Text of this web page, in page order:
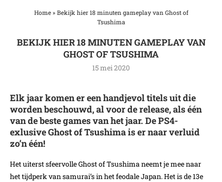
Home» Bekijk hier 18 minuten gameplay van Ghost of
Tsushima
BEKIJK HIER 18 MINUTEN GAMEPLAY VAN
GHOST OF TSUSHIMA
15 mei 2020
Elk jaar komen er een handjevol titels uit die
worden beschouwd, al voor de release, als één
van de beste games van het jaar. De PS4-
exlusive Ghost of Tsushima is er naar verluid
zo’n één!
Het uiterst sfeervolle Ghost of Tsushima neemt je mee naar
het tijdperk van samurai’s in het feodale Japan. Het is de 13e